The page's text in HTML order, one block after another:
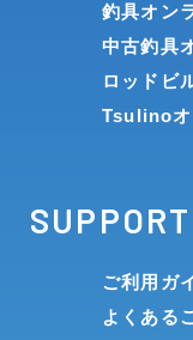
釣具オン
中古釣具
ロッドビ
Tsulinoオ
SUPPORT
ご利用ガ
よくある